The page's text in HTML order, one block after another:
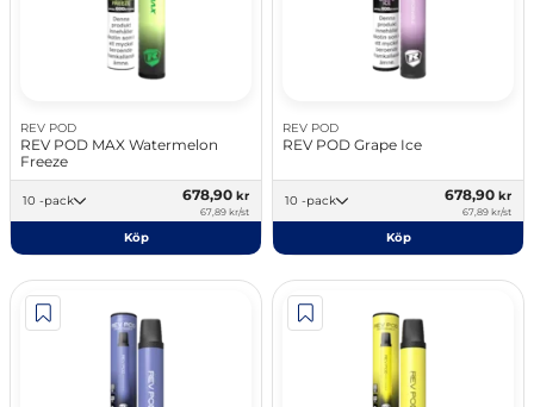
REV POD
REV POD MAX Watermelon
Freeze
10 -pack 678,90 kr
67,89 kr/st
Köp
REV POD
REV POD Grape Ice
10 -pack 678,90 kr
67,89 kr/st
Köp